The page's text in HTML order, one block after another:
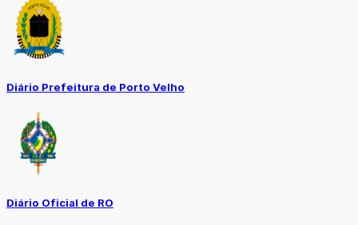
Diário Prefeitura de Porto Velho
Diário Oficial de RO